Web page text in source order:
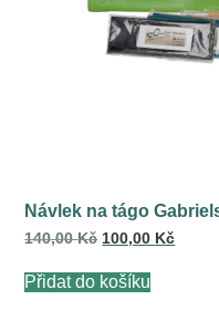
Návlek na tágo
140,00Kč Původní
byla:
140,00 Kč.
100,00 Kč
Přidat do košíku